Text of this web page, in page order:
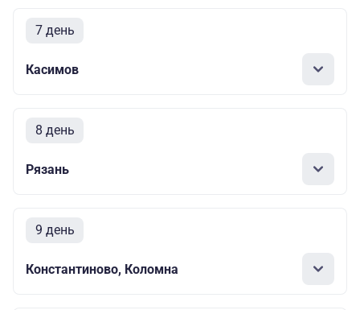
7 день
Касимов
8 день
Рязань
9 день
Константиново, Коломна